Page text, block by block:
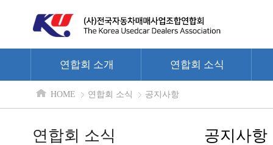
연합회 소개 연합회 소식
HOME 연합회 소식 공지사항
연합회 소식 공지사항